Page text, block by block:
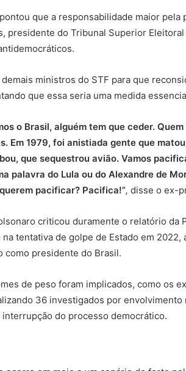
que a responsabilidade maior
presidente do Tribunal Superior
ministros do STF para que
que essa seria uma medida
o Brasil, alguém tem que ceder.
Em 1979, foi anistiada gente que
que sequestrou avião. Vamos
palavra do Lula ou do Alexandre de
pacificar? Pacifica!”, disse o ex-
criticou duramente o relatório da
tentativa de golpe de Estado em 2022,
como presidente do Brasil.
de peso foram implicados, como os
36 investigados por envolvimento
interrupção do processo democrático.